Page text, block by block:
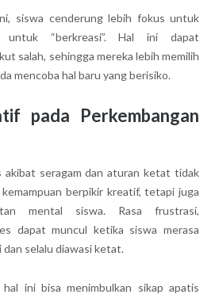
siswa cenderung lebih fokus untuk
untuk “berkreasi”. Hal ini dapat
salah, sehingga mereka lebih memilih
mencoba hal baru yang berisiko.
pada Perkembangan
akibat seragam dan aturan ketat tidak
berpikir kreatif, tetapi juga
mental siswa. Rasa frustrasi,
dapat muncul ketika siswa merasa
selalu diawasi ketat.
hal ini bisa menimbulkan sikap apatis